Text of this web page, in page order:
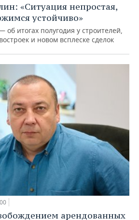
«Ситуация непростая,
устойчиво»
итогах полугодия у строителей,
и новом всплеске сделок
арендованных